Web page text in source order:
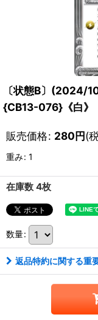
〔状態B〕(2024/
{CB13-076}《白》
販売価格: 280円(
重み: 1
在庫数 4枚
数量:
返品特約に関する重